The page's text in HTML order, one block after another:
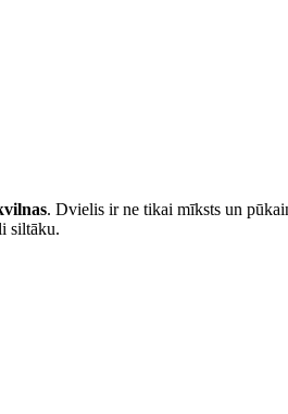
. Dvielis ir ne tikai mīksts un
siltāku.